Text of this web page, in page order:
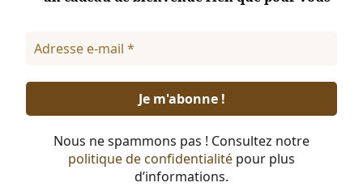
Nous ne spammons pas ! Consultez notre
politique de confidentialité pour plus
d’informations.